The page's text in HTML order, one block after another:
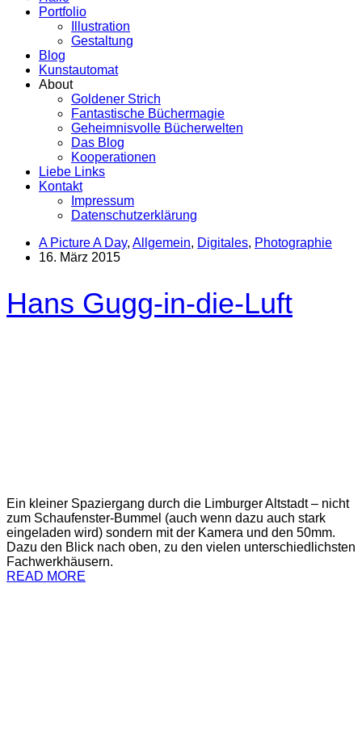
Portfolio
Illustration
Gestaltung
Blog
Kunstautomat
About
Goldener Strich
Fantastische Büchermagie
Geheimnisvolle Bücherwelten
Das Blog
Kooperationen
Liebe Links
Kontakt
Impressum
Datenschutzerklärung
A Picture A Day, Allgemein, Digitales, Photographie
16. März 2015
Hans Gugg-in-die-Luft
Ein kleiner Spaziergang durch die Limburger Altstadt – nicht
zum Schaufenster-Bummel (auch wenn dazu auch stark
eingeladen wird) sondern mit der Kamera und den 50mm.
Dazu den Blick nach oben, zu den vielen unterschiedlichsten
Fachwerkhäusern.
READ MORE